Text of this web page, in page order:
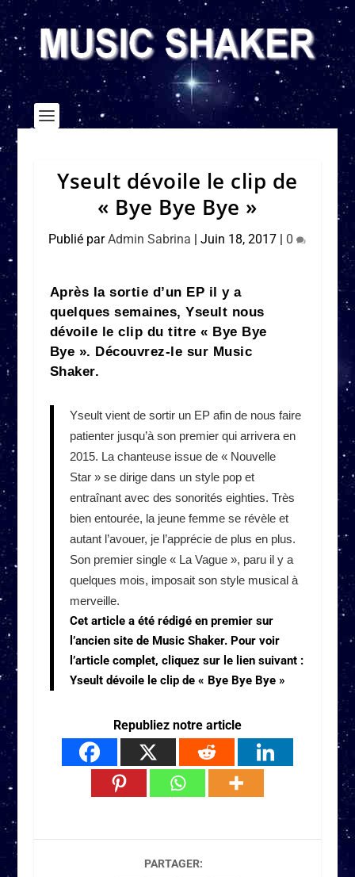
Yseult dévoile le clip de
« Bye Bye Bye »
Publié parAdmin Sabrina |Juin 18, 2017 | 0
Après la sortie d’un EP il y a
quelques semaines, Yseult nous
dévoile le clip du titre « Bye Bye
Bye ». Découvrez-le sur Music
Shaker.
Yseult vient de sortir un EP afin de nous faire
patienter jusqu’à son premier qui arrivera en
2015. La chanteuse issue de « Nouvelle
Star » se dirige dans un style pop et
entraînant avec des sonorités eighties. Très
bien entourée, la jeune femme se révèle et
autant l’avouer, je l’apprécie de plus en plus.
Son premier single « La Vague », paru il y a
quelques mois, imposait son style musical à
merveille.
Cet article a été rédigé en premier sur
l’ancien site de Music Shaker. Pour voir
l’article complet, cliquez sur le lien suivant :
Yseult dévoile le clip de « Bye Bye Bye »
Republiez notre article
PARTAGER: